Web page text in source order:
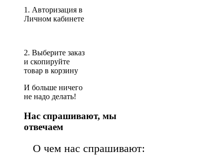
1. Авторизация в
Личном кабинете
2. Выберите заказ
и скопируйте
товар в корзину
И больше ничего
не надо делать!
Нас спрашивают, мы
отвечаем
О чем нас спрашивают: